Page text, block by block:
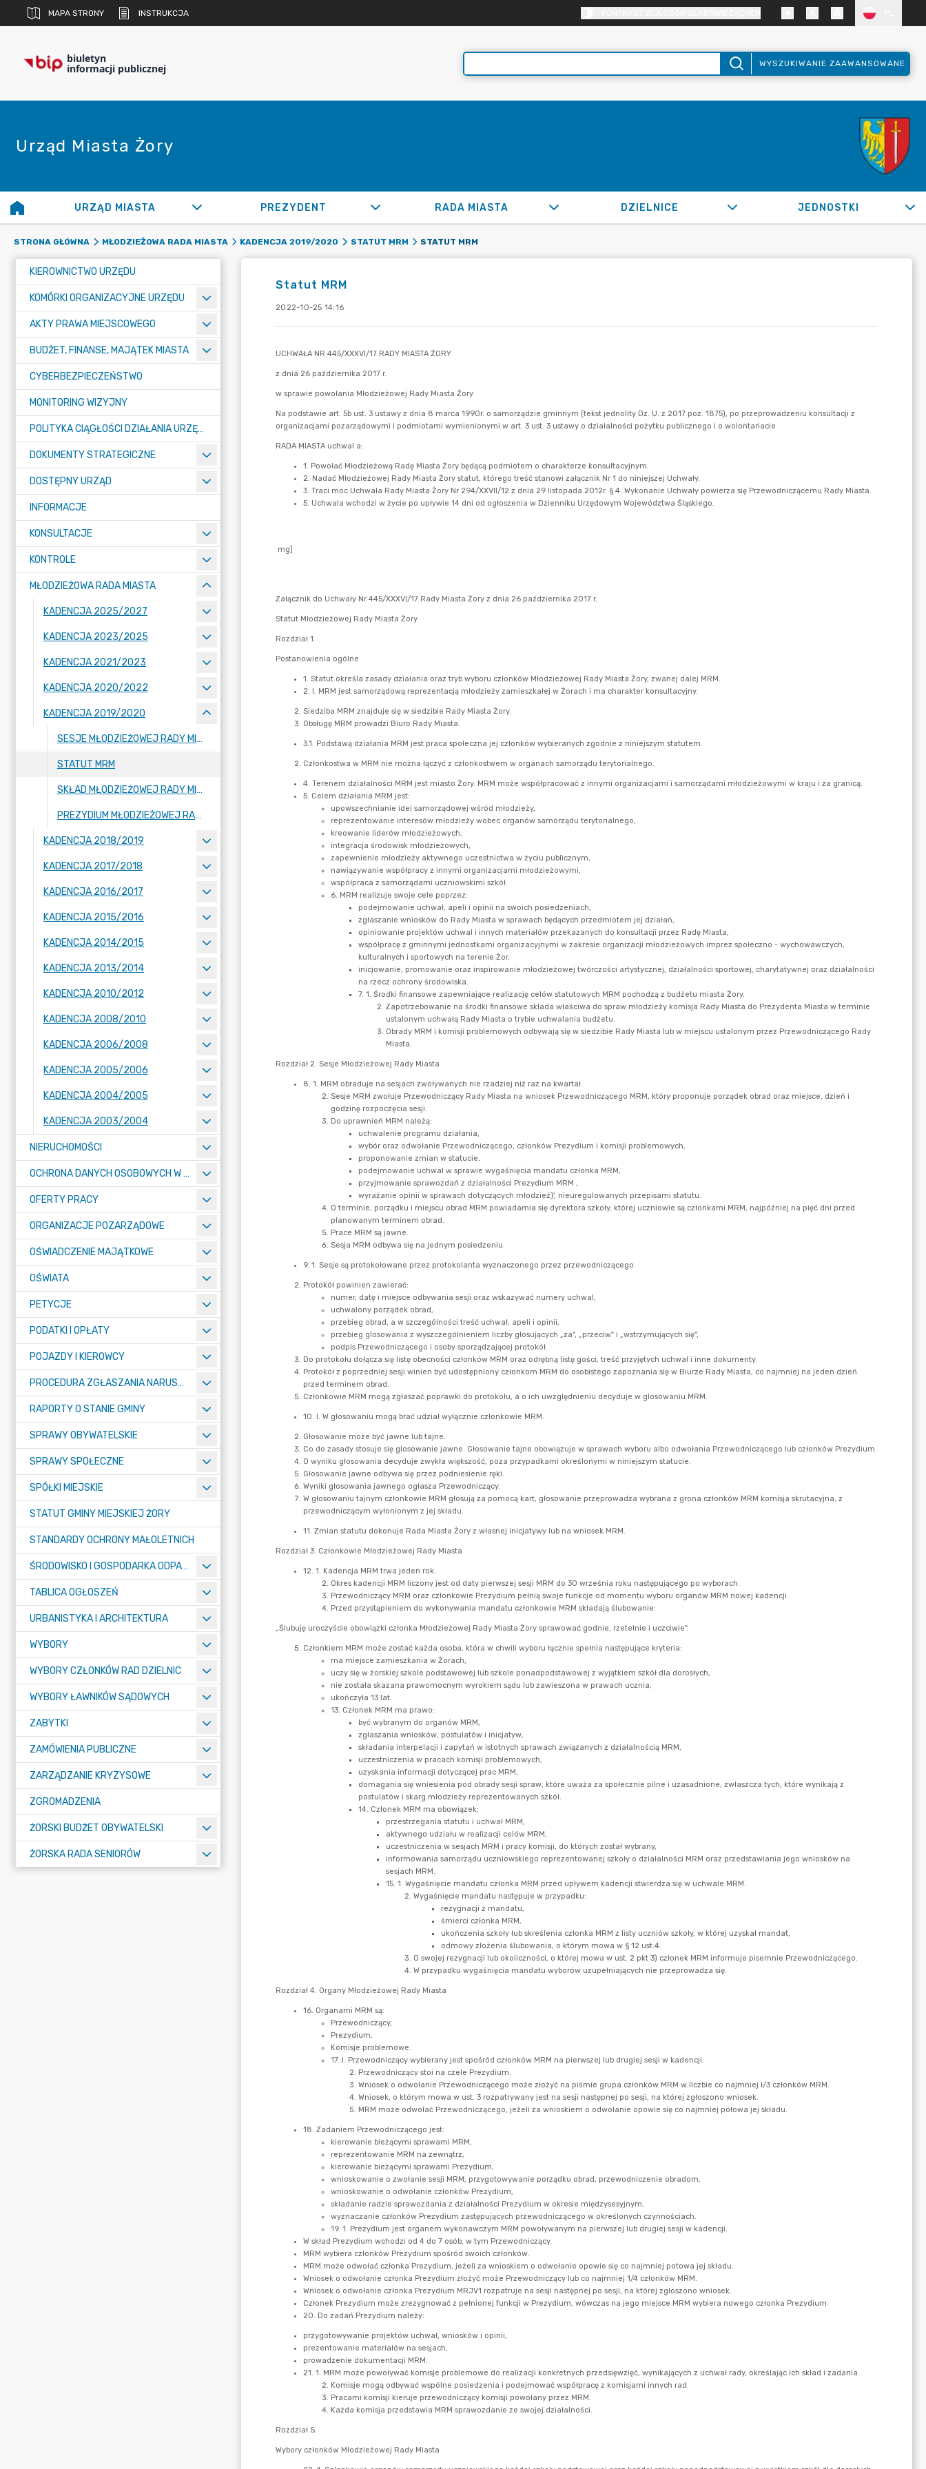
MAPA STRONY INSTRUKCJA
biuletyn
informacji publicznej WYSZUKIWANIE ZAAWANSOWANE
Urząd Miasta Żory
URZĄD MIASTA PREZYDENT RADA MIASTA DZIELNICE JEDNOSTKI
STRONA GŁÓWNA MŁODZIEŻOWA RADA MIASTA KADENCJA 2019/2020 STATUT MRM STATUT MRM
KIEROWNICTWO URZĘDU
KOMÓRKI ORGANIZACYJNE URZĘDU
AKTY PRAWA MIEJSCOWEGO
BUDŻET, FINANSE, MAJĄTEK MIASTA
CYBERBEZPIECZEŃSTWO
MONITORING WIZYJNY
POLITYKA CIĄGŁOŚCI DZIAŁANIA URZĘDU MIASTA ŻORY
DOKUMENTY STRATEGICZNE
DOSTĘPNY URZĄD
INFORMACJE
KONSULTACJE
KONTROLE
MŁODZIEŻOWA RADA MIASTA
KADENCJA 2025/2027
KADENCJA 2023/2025
KADENCJA 2021/2023
KADENCJA 2020/2022
KADENCJA 2019/2020
SESJE MŁODZIEŻOWEJ RADY MIASTA
STATUT MRM
SKŁAD MŁODZIEŻOWEJ RADY MIASTA
PREZYDIUM MŁODZIEŻOWEJ RADY MIASTA
KADENCJA 2018/2019
KADENCJA 2017/2018
KADENCJA 2016/2017
KADENCJA 2015/2016
KADENCJA 2014/2015
KADENCJA 2013/2014
KADENCJA 2010/2012
KADENCJA 2008/2010
KADENCJA 2006/2008
KADENCJA 2005/2006
KADENCJA 2004/2005
KADENCJA 2003/2004
NIERUCHOMOŚCI
OCHRONA DANYCH OSOBOWYCH W URZĘDZIE MIASTA ŻORY - RODO
OFERTY PRACY
ORGANIZACJE POZARZĄDOWE
OŚWIADCZENIE MAJĄTKOWE
OŚWIATA
PETYCJE
PODATKI I OPŁATY
POJAZDY I KIEROWCY
PROCEDURA ZGŁASZANIA NARUSZEŃ PRAWA
RAPORTY O STANIE GMINY
SPRAWY OBYWATELSKIE
SPRAWY SPOŁECZNE
SPÓŁKI MIEJSKIE
STATUT GMINY MIEJSKIEJ ŻORY
STANDARDY OCHRONY MAŁOLETNICH
ŚRODOWISKO I GOSPODARKA ODPADAMI
TABLICA OGŁOSZEŃ
URBANISTYKA I ARCHITEKTURA
WYBORY
WYBORY CZŁONKÓW RAD DZIELNIC
WYBORY ŁAWNIKÓW SĄDOWYCH
ZABYTKI
ZAMÓWIENIA PUBLICZNE
ZARZĄDZANIE KRYZYSOWE
ZGROMADZENIA
ŻORSKI BUDŻET OBYWATELSKI
ŻORSKA RADA SENIORÓW
Statut MRM
2022-10-25 14:16